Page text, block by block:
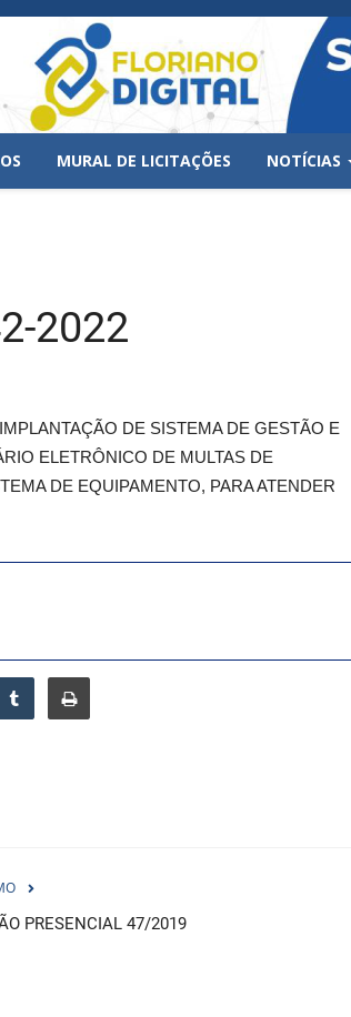
MURAL DE LICITAÇÕES NOTÍCIAS
2022
DE SISTEMA DE GESTÃO E
ELETRÔNICO DE MULTAS DE
DE EQUIPAMENTO, PARA ATENDER
PRESENCIAL 47/2019